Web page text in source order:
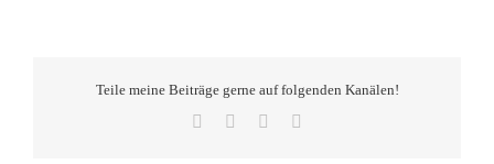
Teile meine Beiträge gerne auf folgenden Kanälen!
Facebook Pinterest